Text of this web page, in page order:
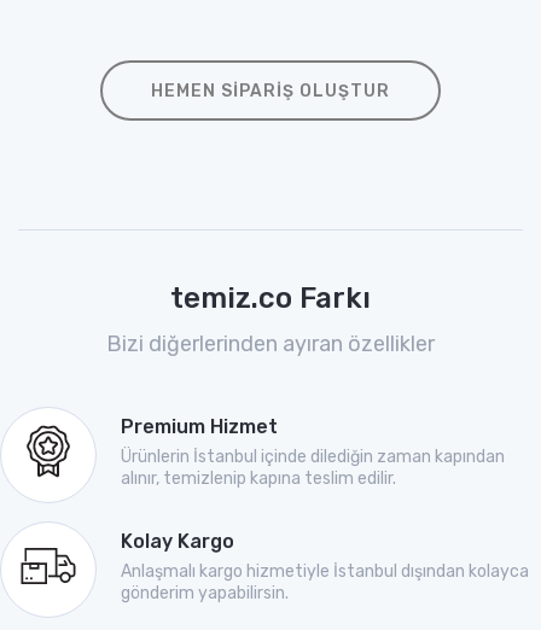
HEMEN SIPARIŞ OLUŞTUR
temiz.co Farkı
Bizi diğerlerinden ayıran özellikler
Premium Hizmet
Ürünlerin İstanbul içinde dilediğin zaman kapından
alınır, temizlenip kapına teslim edilir.
Kolay Kargo
Anlaşmalı kargo hizmetiyle İstanbul dışından kolayca
gönderim yapabilirsin.